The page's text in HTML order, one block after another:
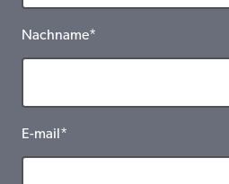
Nachname*
E-mail*